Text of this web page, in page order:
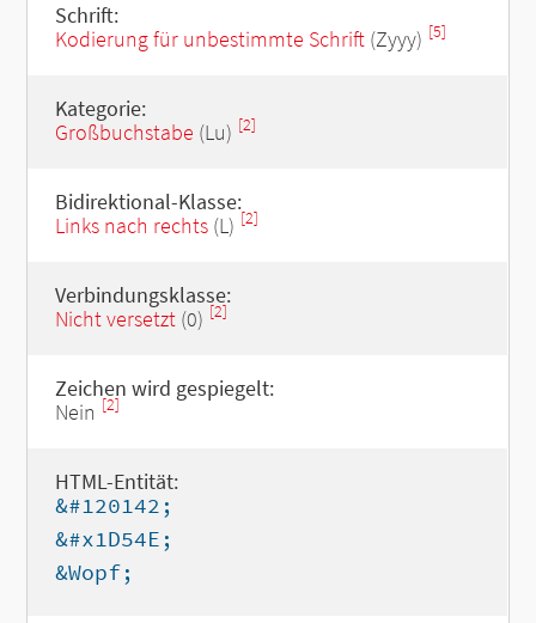
Schrift:
Kodierung für unbestimmte Schrift(Zyyy) [5]
Kategorie:
Großbuchstabe (Lu) [2]
Bidirektional-Klasse:
Links nach rechts(L) [2]
Verbindungsklasse:
Nicht versetzt(0) [2]
Zeichen wird gespiegelt:
Nein [2]
HTML-Entität:
&#120142;
&#x1D54E;
&Wopf;